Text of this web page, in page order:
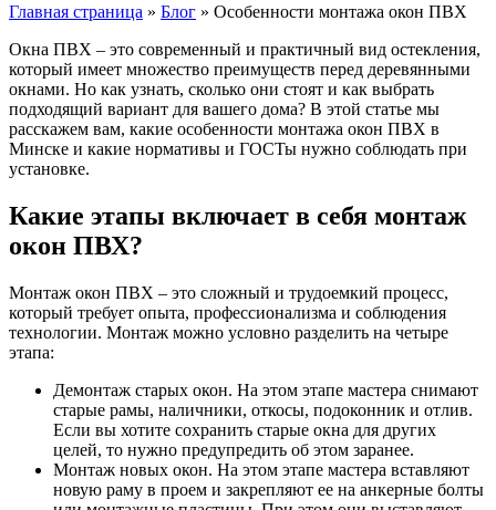
Главная страница » Блог » Особенности монтажа окон ПВХ
Окна ПВХ – это современный и практичный вид остекления,
который имеет множество преимуществ перед деревянными
окнами. Но как узнать, сколько они стоят и как выбрать
подходящий вариант для вашего дома? В этой статье мы
расскажем вам, какие особенности монтажа окон ПВХ в
Минске и какие нормативы и ГОСТы нужно соблюдать при
установке.
Какие этапы включает в себя монтаж
окон ПВХ?
Монтаж окон ПВХ – это сложный и трудоемкий процесс,
который требует опыта, профессионализма и соблюдения
технологии. Монтаж можно условно разделить на четыре
этапа:
Демонтаж старых окон. На этом этапе мастера снимают
старые рамы, наличники, откосы, подоконник и отлив.
Если вы хотите сохранить старые окна для других
целей, то нужно предупредить об этом заранее.
Монтаж новых окон. На этом этапе мастера вставляют
новую раму в проем и закрепляют ее на анкерные болты